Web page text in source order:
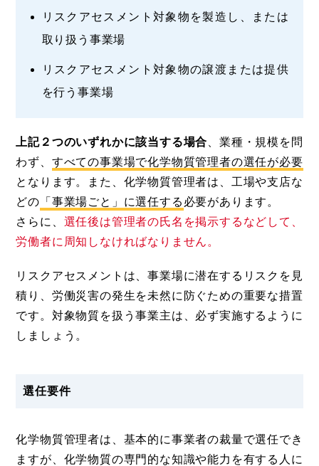
リスクアセスメント対象物を製造し、または
取り扱う事業場
リスクアセスメント対象物の譲渡または提供
を行う事業場
上記２つのいずれかに該当する場合 、業種・規模を問
わず、 すべての事業場で化学物質管理者の選任が必要
となります。また、化学物質管理者は、工場や支店な
どの 「事業場ごと」に選任する 必要があります。
さらに、 選任後は管理者の氏名を掲示するなどして、
労働者に周知しなければなりません。
リスクアセスメントは、事業場に潜在するリスクを見
積り、労働災害の発生を未然に防ぐための重要な措置
です。対象物質を扱う事業主は、必ず実施するように
しましょう。
選任要件
化学物質管理者は、基本的に事業者の裁量で選任でき
ますが、化学物質の専門的な知識や能力を有する人に